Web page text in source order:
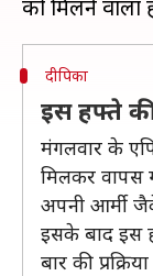
दीपिका
इस हफ्ते
मंगलवार के
मिलकर वापस
अपनी आर्मी
इसके बाद इस
बार की